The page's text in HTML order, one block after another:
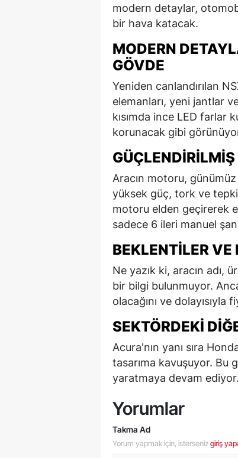
modern detaylar,
bir hava katacak.
MODERN
GÖVDE
Yeniden canlandırılan
elemanları, yeni jantlar
kısımda ince LED farlar
korunacak gibi
Aracın motoru,
yüksek güç, tork ve
motoru elden geçirerek
sadece 6 ileri manuel
BEKLENTILER
Ne yazık ki, aracın adı,
bir bilgi bulunmuyor.
olacağını ve
SEKTÖRDEKI
Acura'nın yanı sıra
tasarıma kavuşuyor. Bu
yaratmaya devam ediyor.
Yorumlar
Takma Ad
Yorum yapmak için, istersenizgiriş